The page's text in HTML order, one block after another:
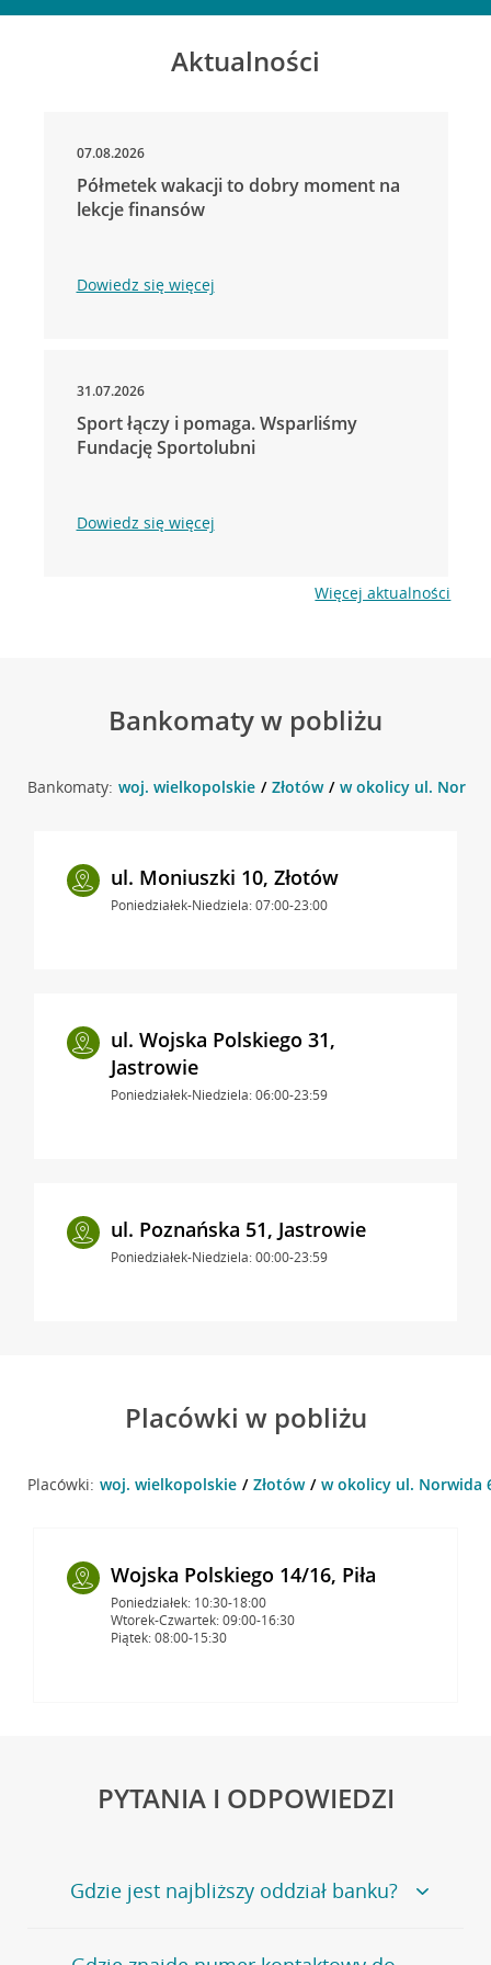
Aktualności
07.08.2026
Półmetek wakacji to dobry moment na
lekcje finansów
Dowiedz się więcej
31.07.2026
Sport łączy i pomaga. Wsparliśmy
Fundację Sportolubni
Dowiedz się więcej
Więcej aktualności
Bankomaty w pobliżu
Bankomaty: woj. wielkopolskie Złotów w okolicy ul.
ul. Moniuszki 10, Złotów
Poniedziałek-Niedziela: 07:00-23:00
ul. Wojska Polskiego 31,
Jastrowie
Poniedziałek-Niedziela: 06:00-23:59
ul. Poznańska 51, Jastrowie
Poniedziałek-Niedziela: 00:00-23:59
Placówki w pobliżu
Placówki: woj. wielkopolskie Złotów w okolicy ul. Norwida
Wojska Polskiego 14/16, Piła
Poniedziałek: 10:30-18:00
Wtorek-Czwartek: 09:00-16:30
Piątek: 08:00-15:30
PYTANIA I ODPOWIEDZI
Gdzie jest najbliższy oddział banku?
Jeśli szukasz oddziału naszego banku, zapraszamy na